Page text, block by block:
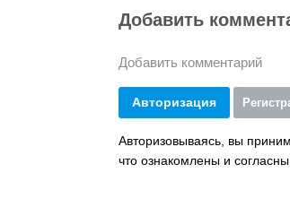
Добавить
Добавить комментарий
Авторизация
Авторизовываясь, вы
что ознакомлены и